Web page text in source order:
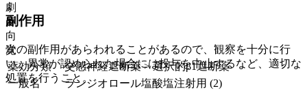
副作用
次の副作用があらわれることがあるので、観察を十分に行
い、異常が認められた場合には投与を中止するなど、適切な
処置を行うこと。
劇
麻
向
覚
薬効分類
交感神経遮断薬 > 選択的β1遮断薬
一般名
ランジオロール塩酸塩注射用 (2)